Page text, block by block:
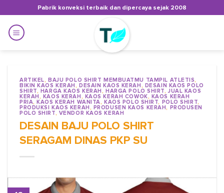
to
content
Pabrik konveksi terbaik dan dipercaya sejak 2008
ARTIKEL,BAJU POLO SHIRT MEMBUATMU TAMPIL ATLETIS,
BIKIN KAOS KERAH,DESAIN KAOS KERAH, DESAIN KAOS POLO
SHIRT, HARGA KAOS KERAH,HARGA POLO SHIRT,JUAL KAOS
KERAH, KAOS KERAH, KAOS KERAH COWOK, KAOS KERAH
PRIA,KAOS KERAH WANITA,KAOS POLO SHIRT, POLO SHIRT,
PRODUKSI KAOS KERAH, PRODUSEN KAOS KERAH, PRODUSEN
POLO SHIRT, VENDOR KAOS KERAH
DESAIN BAJU POLO SHIRT
SERAGAM DINAS PKP SU